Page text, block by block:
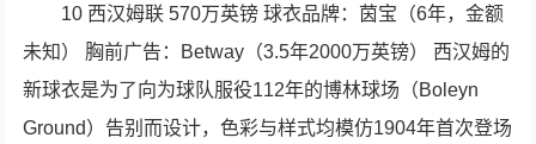
10 西汉姆联 570万英镑 球衣品牌：茵宝（6年，金额
未知） 胸前广告：Betway（3.5年2000万英镑） 西汉姆的
新球衣是为了向为球队服役112年的博林球场（Boleyn
Ground）告别而设计，色彩与样式均模仿1904年首次登场